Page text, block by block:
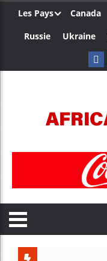
Les Pays Canada
Russie
Ukraine